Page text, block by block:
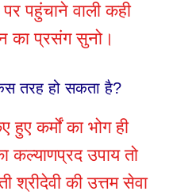
पर पहुंचाने वाली कही
का प्रसंग सुनो।
तरह हो सकता है?
हुए कर्मों का भोग ही
उपाय तो
श्रीदेवी की उत्तम सेवा